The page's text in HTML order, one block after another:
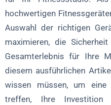
1. Werkstoff
2. Gewichtsgenauigkeit
3. Dauerhaftigkeit
Optimierung des Bestands an
hochwertigen
Auswahl der richtigen
maximieren, die
Gesamterlebnis für Ihre
diesem ausführlichen
wissen müssen, um eine
treffen, Ihre